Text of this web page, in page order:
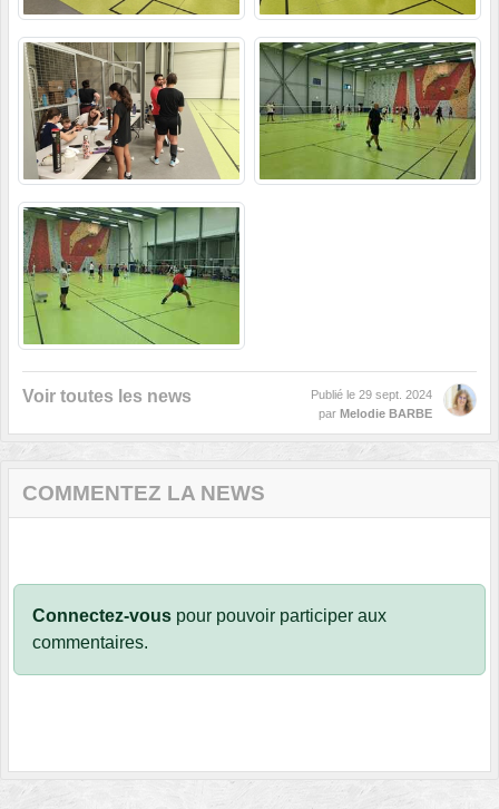
Voir toutes les news Publié le 29 sept. 2024
par Melodie BARBE
COMMENTEZ LA NEWS
Connectez-vous pour pouvoir participer aux
commentaires.